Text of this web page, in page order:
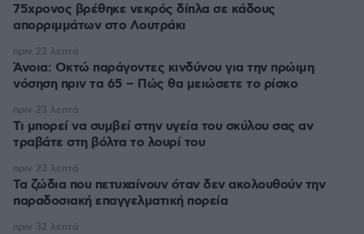
75χρονος βρέθηκε νεκρός δίπλα σε κάδους
απορριμμάτων στο Λουτράκι
Άνοια: Οκτώ παράγοντες κινδύνου για την πρώιμη
νόσηση πριν τα 65 – Πώς θα μειώσετε το ρίσκο
πριν 22 λεπτά
Τι μπορεί να συμβεί στην υγεία του σκύλου σας αν
τραβάτε στη βόλτα το λουρί του
πριν 23 λεπτά
Τα ζώδια που πετυχαίνουν όταν δεν ακολουθούν την
παραδοσιακή επαγγελματική πορεία
πριν 23 λεπτά
πριν 32 λεπτά